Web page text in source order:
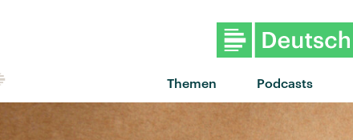
Themen Podcasts